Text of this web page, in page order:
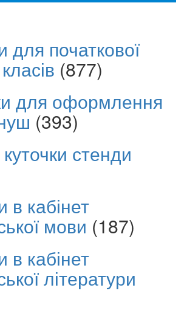
для початкової
(877)
для оформлення
(393)
стенди
в кабінет
мови (187)
в кабінет
літератури